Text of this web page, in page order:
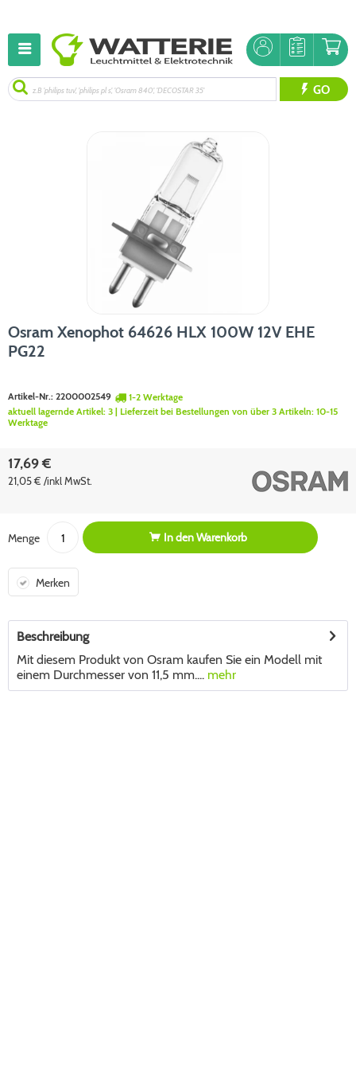
GO
Osram Xenophot 64626 HLX 100W 12V EHE
PG22
Artikel-Nr.: 2200002549
1-2 Werktage
aktuell lagernde Artikel: 3 | Lieferzeit bei Bestellungen von über 3 Artikeln: 10-15
Werktage
17,69 €
21,05 € /inkl MwSt.
Menge In denWarenkorb
Merken
Beschreibung
Mit diesem Produkt von Osram kaufen Sie ein Modell mit
einem Durchmesser von 11,5 mm.... mehr